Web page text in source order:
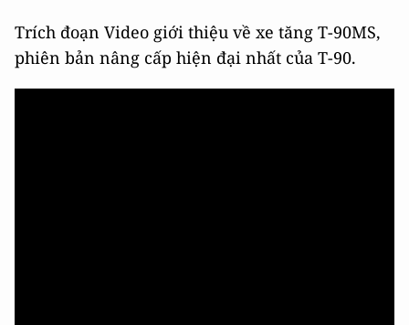
Trích đoạn Video giới thiệu về xe tăng T-90MS,
phiên bản nâng cấp hiện đại nhất của T-90.